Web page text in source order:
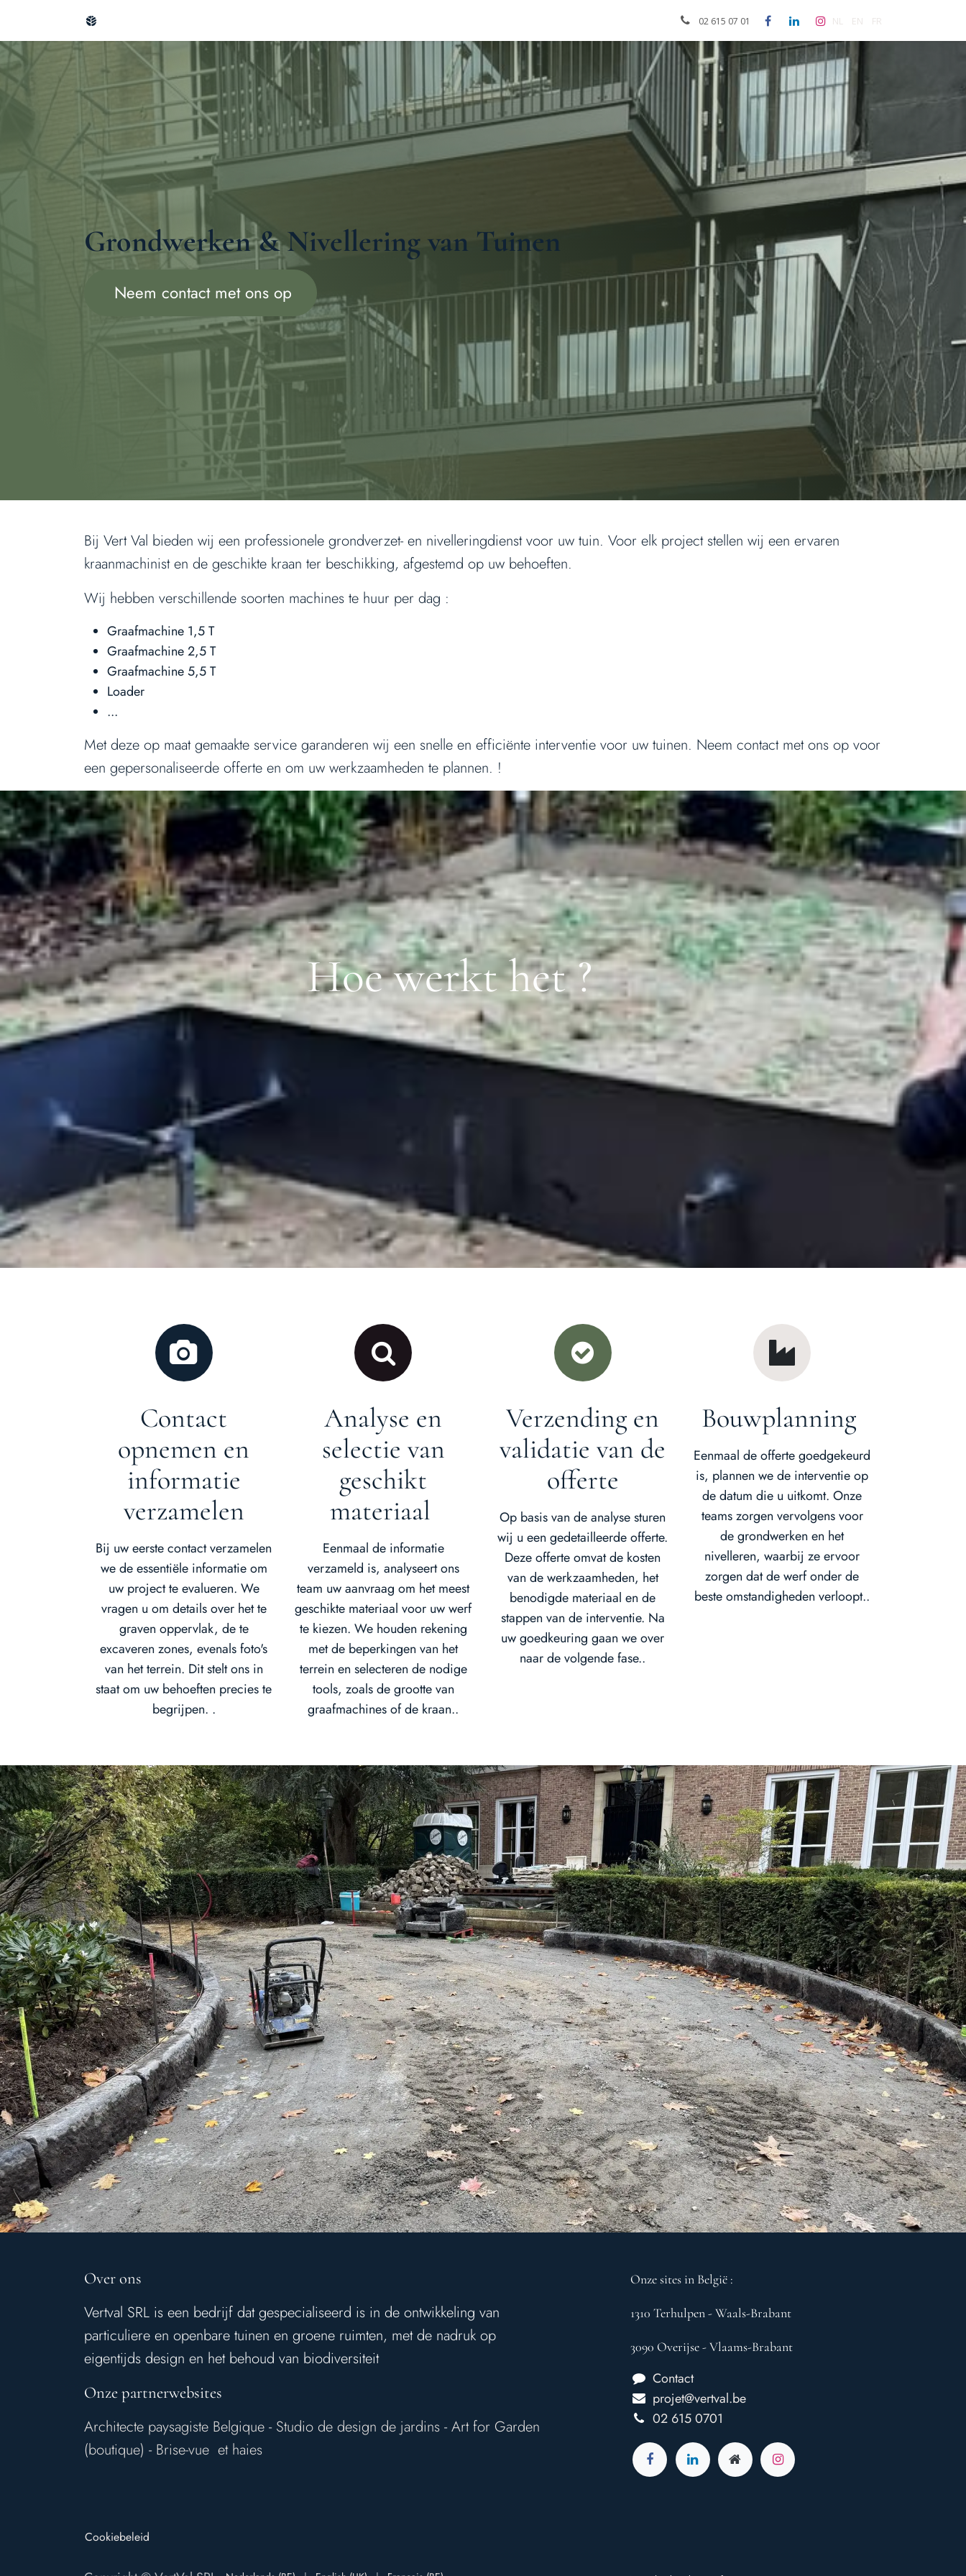
02 615 07 01 NL EN FR
Grondwerken & Nivellering van Tuinen
Neem contact met ons op
Bij Vert Val bieden wij een professionele grondverzet- en nivelleringdienst voor uw tuin. Voor elk project stellen wij een ervaren
kraanmachinist en de geschikte kraan ter beschikking, afgestemd op uw behoeften.
Wij hebben verschillende soorten machines te huur per dag :
Graafmachine 1,5 T
Graafmachine 2,5 T
Graafmachine 5,5 T
Loader
...
Met deze op maat gemaakte service garanderen wij een snelle en efficiënte interventie voor uw tuinen. Neem contact met ons op voor
een gepersonaliseerde offerte en om uw werkzaamheden te plannen. !
Hoe werkt het ?
Contact
opnemen en
informatie
verzamelen
Bij uw eerste contact verzamelen
we de essentiële informatie om
uw project te evalueren. We
vragen u om details over het te
graven oppervlak, de te
excaveren zones, evenals foto's
van het terrein. Dit stelt ons in
staat om uw behoeften precies te
begrijpen. .
Analyse en
selectie van
geschikt
materiaal
Eenmaal de informatie
verzameld is, analyseert ons
team uw aanvraag om het meest
geschikte materiaal voor uw werf
te kiezen. We houden rekening
met de beperkingen van het
terrein en selecteren de nodige
tools, zoals de grootte van
graafmachines of de kraan..
Verzending en
validatie van de
offerte
Op basis van de analyse sturen
wij u een gedetailleerde offerte.
Deze offerte omvat de kosten
van de werkzaamheden, het
benodigde materiaal en de
stappen van de interventie. Na
uw goedkeuring gaan we over
naar de volgende fase..
Bouwplanning
Eenmaal de offerte goedgekeurd
is, plannen we de interventie op
de datum die u uitkomt. Onze
teams zorgen vervolgens voor
de grondwerken en het
nivelleren, waarbij ze ervoor
zorgen dat de werf onder de
beste omstandigheden verloopt..
Over ons
Vertval SRL is een bedrijf dat gespecialiseerd is in de ontwikkeling van
particuliere en openbare tuinen en groene ruimten, met de nadruk op
eigentijds design en het behoud van biodiversiteit
Onze partnerwebsites
Architecte paysagiste Belgique - Studio de design de jardins - Art for Garden
(boutique) - Brise-vue et haies
Onze sites in België :
1310 Terhulpen - Waals-Brabant
3090 Overijse - Vlaams-Brabant
Contact
projet@vertval.be
02 615 0701
Cookiebeleid